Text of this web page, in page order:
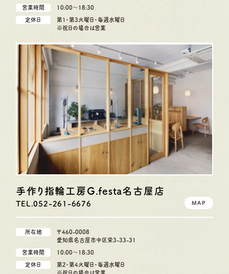
営業時間 10:00〜18:30
定休日
第1・第3火曜日・毎週水曜日
※祝日の場合は営業
手作り指輪工房G.festa名古屋店
TEL.052-261-6676 MAP
所在地
〒460-0008
愛知県名古屋市中区栄3-33-31
営業時間 10:00〜18:30
定休日
第2・第4火曜日・毎週水曜日
※祝日の場合は営業